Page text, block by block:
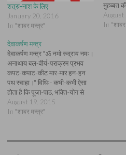
शत्रु-नाश के लिए
January 20, 2016
In "शाबर मन्त्र"
मुहब्बत
सुख, न
मंगलवार,
August
In
देवाकर्षण मन्त्र
देवाकर्षण मन्त्र "ॐ नमो रुद्राय नमः।
अनाथाय बल-वीर्य-पराक्रम प्रभव
कपट-कपाट-कीट मार-मार हन-हन
पथ स्वाहा।" विधिः- कभी-कभी ऐसा
होता है कि पूजा-पाठ, भक्ति-योग से
देवी-देवता साधक से सन्तुष्ट नहीं होते
अथवा साधक बहुत कुछ करने पर भी
उक्त मन्त्र का ४१…
August 19, 2015
In "शाबर मन्त्र"